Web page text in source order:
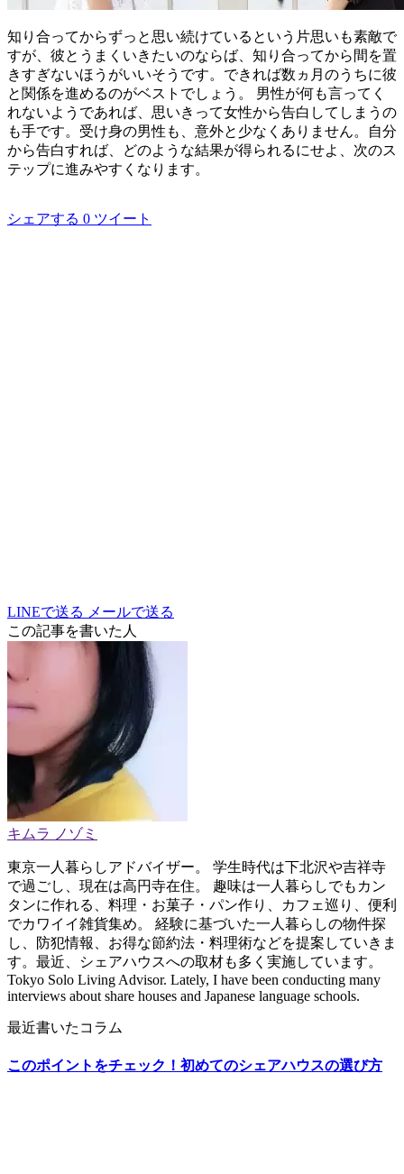
知り合ってからずっと思い続けているという片思いも素敵で
すが、彼とうまくいきたいのならば、知り合ってから間を置
きすぎないほうがいいそうです。できれば数ヵ月のうちに彼
と関係を進めるのがベストでしょう。 男性が何も言ってく
れないようであれば、思いきって女性から告白してしまうの
も手です。受け身の男性も、意外と少なくありません。自分
から告白すれば、どのような結果が得られるにせよ、次のス
テップに進みやすくなります。
シェアする 0 ツイート
LINEで送る メールで送る
この記事を書いた人
キムラ ノゾミ
東京一人暮らしアドバイザー。 学生時代は下北沢や吉祥寺
で過ごし、現在は高円寺在住。 趣味は一人暮らしでもカン
タンに作れる、料理・お菓子・パン作り、カフェ巡り、便利
でカワイイ雑貨集め。 経験に基づいた一人暮らしの物件探
し、防犯情報、お得な節約法・料理術などを提案していきま
す。最近、シェアハウスへの取材も多く実施しています。
Tokyo Solo Living Advisor. Lately, I have been conducting many
interviews about share houses and Japanese language schools.
最近書いたコラム
このポイントをチェック！初めてのシェアハウスの選び方